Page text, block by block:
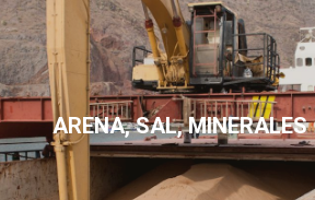
ARENA, SAL, MINERALES